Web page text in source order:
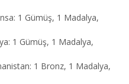
1 Gümüş, 1 Madalya,
1 Gümüş, 1 Madalya,
1 Bronz, 1 Madalya,